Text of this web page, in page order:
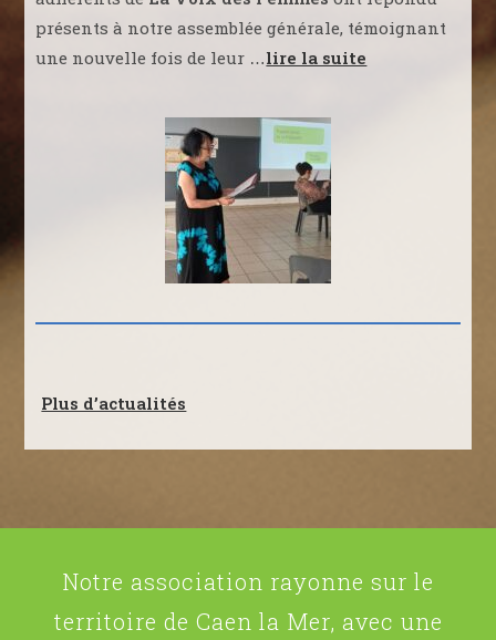
présents à notre assemblée générale, témoignant
une nouvelle fois de leur …lire la suite
Plus d’actualités
Notre association rayonne sur le
territoire de Caen la Mer, avec une